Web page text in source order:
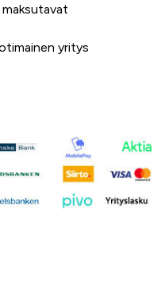
yritys